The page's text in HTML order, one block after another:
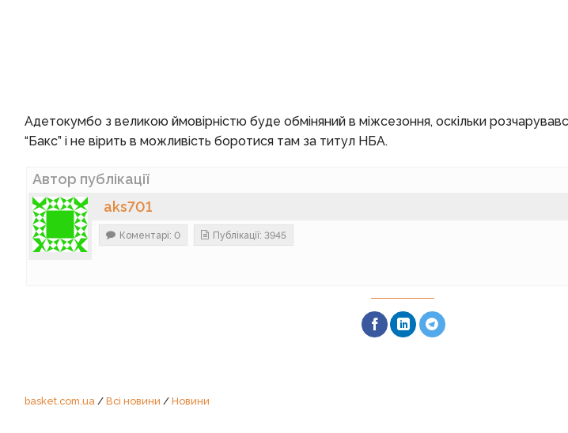
Адетокумбо з великою ймовірністю буде обміняний в міжсезоння, оскільки
“Бакс” і не вірить в можливість боротися там за титул НБА.
Автор публікації
aks701
Коментарі: 0 Публікації: 3945
basket.com.ua / Всі новини / Новини